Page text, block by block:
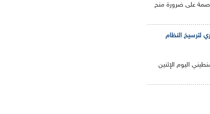
على ضرورة منح
لترسيخ النظام
اليوم الإثنين